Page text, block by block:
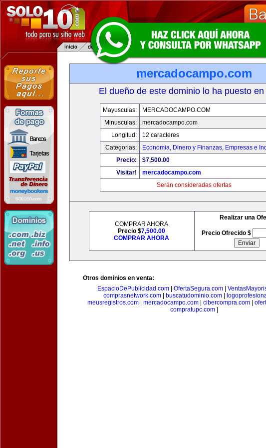
mercadocampo.com
El dueño de este dominio lo ha puesto en
Mayusculas:
MERCADOCAMPO.COM
Minusculas:
mercadocampo.com
Longitud:
12 caracteres
Categorias:
Economia, Dinero y Finanzas, Empresas e
Precio:
$7,500.00
Visitar!
mercadocampo.com
Serán consideradas ofertas
COMPRAR AHORA
Precio $7,500.00
COMPRAR AHORA
Realizar una
Precio Ofrecido $
Otros dominios en venta:
EspacioDePublicidad.com| OfertaSegura.com|
comprasnetwork.com
buscatudominio.com
meusregistros.com| mercadocampo.com| cibercompra.com|
compratupc.com